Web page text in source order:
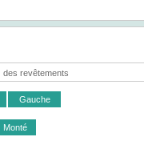
Gauche
Monté